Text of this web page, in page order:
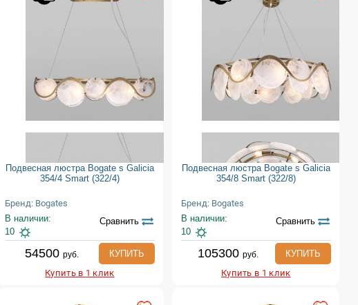
Подвесная люстра Bogate s Galicia
354/4 Smart (322/4)
Бренд: Bogates
В наличии:
10
Сравнить
54500 руб.
КУПИТЬ
Купить в 1 клик
Подвесная люстра Bogate s Galicia
354/8 Smart (322/8)
Бренд: Bogates
В наличии:
10
Сравнить
105300 руб.
КУПИТЬ
Купить в 1 клик